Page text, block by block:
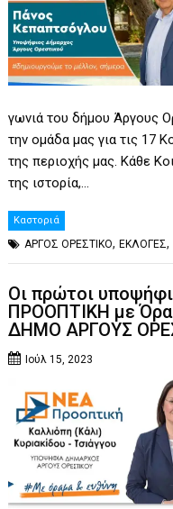
γωνιά του δήμου Άργους
την ομάδα μας για τις 17
της περιοχής μας. Κάθε
της ιστορία,…
Καστοριά
ΑΡΓΟΣ ΟΡΕΣΤΙΚΟ,ΕΚΛΟΓΕΣ,
Οι πρώτοι
ΠΡΟΟΠΤΙΚΗ με
ΔΗΜΟ ΑΡΓΟΥΣ
Ιούλ 15, 2023